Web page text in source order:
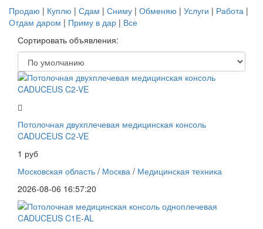
Продаю | Куплю | Сдам | Сниму | Обменяю | Услуги | Работа |
Отдам даром | Приму в дар | Все
Сортировать объявления:
Потолочная двухплечевая медицинская консоль
CADUCEUS C2-VE
1 руб
Московская область / Москва / Медицинская техника
2026-08-06 16:57:20